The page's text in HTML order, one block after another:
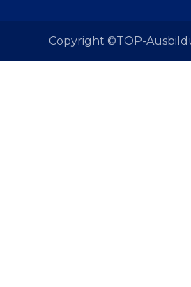
Copyright ©TOP-